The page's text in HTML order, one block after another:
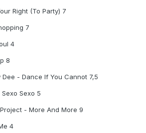
Right (To Party) 7
7
4
8
Dee - Dance If You Cannot 7,5
Sexo 5
- More And More 9
4